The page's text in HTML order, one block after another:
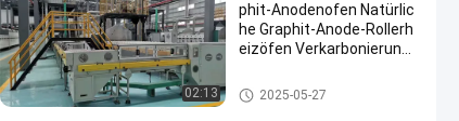
02:13
phit-Anodenofen Natürlic
he Graphit-Anode-Rollerh
eizöfen Verkarbonierungs
Rollenherdofen
2025-05-27